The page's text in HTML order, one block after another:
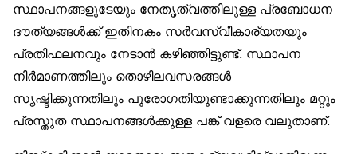
സ്ഥാപനങ്ങളുടേയും നേതൃത്വത്തിലുള്ള പ്രബോധന
ദൗത്യങ്ങൾക്ക് ഇതിനകം സർവസ്വീകാര്യതയും
പ്രതിഫലനവും നേടാൻ കഴിഞ്ഞിട്ടുണ്ട്. സ്ഥാപന
നിർമാണത്തിലും തൊഴിലവസരങ്ങൾ
സൃഷ്ടിക്കുന്നതിലും പുരോഗതിയുണ്ടാക്കുന്നതിലും മറ്റും
പ്രസ്തുത സ്ഥാപനങ്ങൾക്കുള്ള പങ്ക് വളരെ വലുതാണ്.